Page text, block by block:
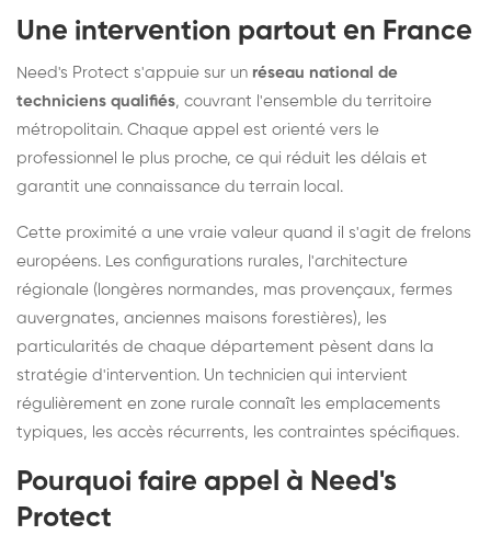
Une intervention partout en France
Need's Protect s'appuie sur un réseau national de
techniciens qualifiés, couvrant l'ensemble du territoire
métropolitain. Chaque appel est orienté vers le
professionnel le plus proche, ce qui réduit les délais et
garantit une connaissance du terrain local.
Cette proximité a une vraie valeur quand il s'agit de frelons
européens. Les configurations rurales, l'architecture
régionale (longères normandes, mas provençaux, fermes
auvergnates, anciennes maisons forestières), les
particularités de chaque département pèsent dans la
stratégie d'intervention. Un technicien qui intervient
régulièrement en zone rurale connaît les emplacements
typiques, les accès récurrents, les contraintes spécifiques.
Pourquoi faire appel à Need's
Protect